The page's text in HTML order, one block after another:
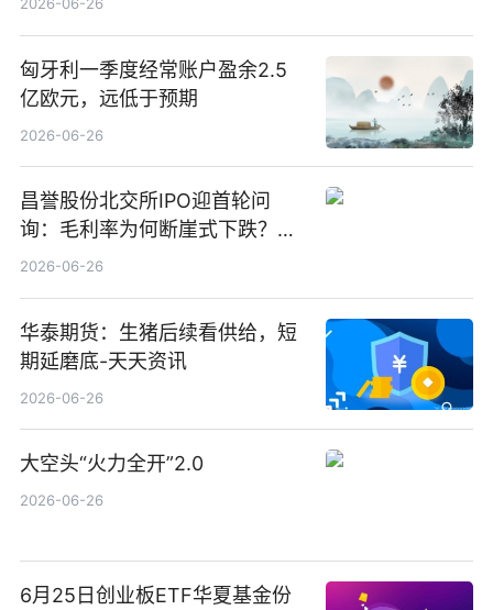
2026-06-26
匈牙利一季度经常账户盈余2.5
亿欧元，远低于预期
2026-06-26
昌誉股份北交所IPO迎首轮问
询：毛利率为何断崖式下跌？业
绩增长是否可持续？关联方是否
2026-06-26
华泰期货：生猪后续看供给，短
期延磨底-天天资讯
2026-06-26
大空头“火力全开”2.0
2026-06-26
6月25日创业板ETF华夏基金份